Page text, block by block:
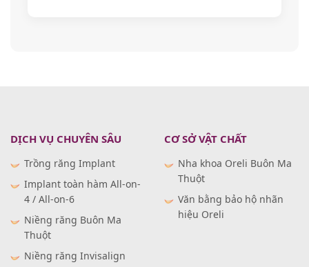
DỊCH VỤ CHUYÊN SÂU
Trồng răng Implant
Implant toàn hàm All-on-
4 / All-on-6
Niềng răng Buôn Ma
Thuột
Niềng răng Invisalign
CƠ SỞ VẬT CHẤT
Nha khoa Oreli Buôn Ma
Thuột
Văn bằng bảo hộ nhãn
hiệu Oreli